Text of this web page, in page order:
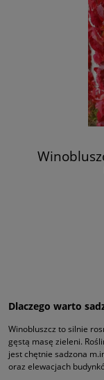
Dlaczego warto
Winobluszcz to silnie
gęstą masę zieleni.
jest chętnie sadzona
oraz elewacjach